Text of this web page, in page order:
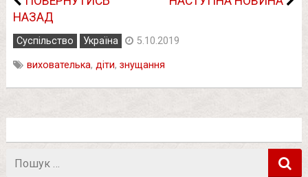
НАЗАД
Суспільство Україна 5.10.2019
вихователька, діти, знущання